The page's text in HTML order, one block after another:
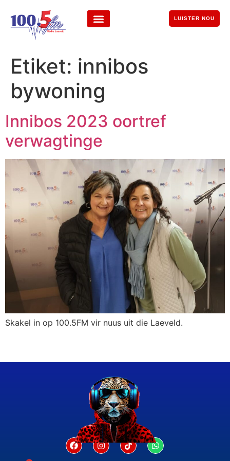
LUISTER NOU
Etiket: innibos
bywoning
Innibos 2023 oortref
verwagtinge
Skakel in op 100.5FM vir nuus uit die Laeveld.